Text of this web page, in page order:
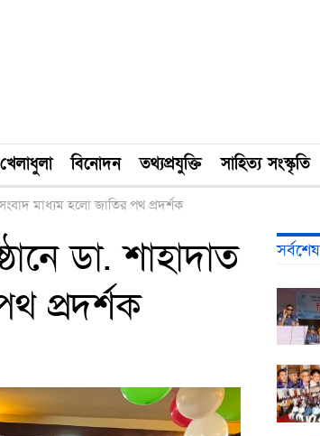
খেলাধুলা বিনোদন তথ্যপ্রযুক্তি সাহিত্য সংস্কৃতি
সংবাদ মাধ্যম হলো জাতির পথ প্রদর্শক
ডা. শাহাদাত
প্রদর্শক
সর্বশেষ